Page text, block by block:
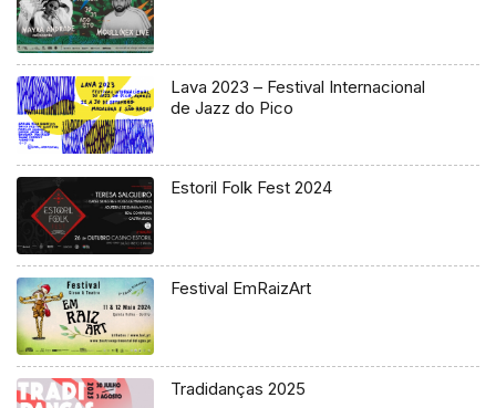
Lava 2023 – Festival Internacional
de Jazz do Pico
Estoril Folk Fest 2024
Festival EmRaizArt
Tradidanças 2025